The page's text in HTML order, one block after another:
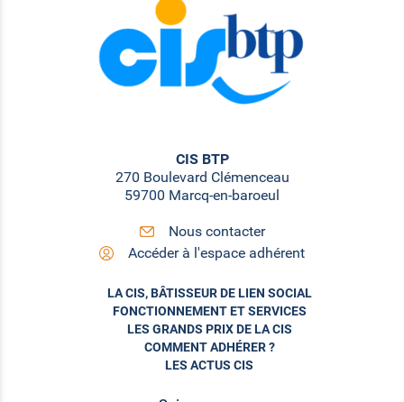
CIS BTP
270 Boulevard Clémenceau
59700 Marcq-en-baroeul
Nous contacter
Accéder à l'espace adhérent
LA CIS, BÂTISSEUR DE LIEN SOCIAL
FONCTIONNEMENT ET SERVICES
LES GRANDS PRIX DE LA CIS
COMMENT ADHÉRER ?
LES ACTUS CIS